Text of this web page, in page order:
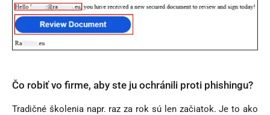
Čo robiť vo firme, aby ste ju ochránili proti phishingu?
Tradičné školenia napr. raz za rok sú len začiatok. Je to ako